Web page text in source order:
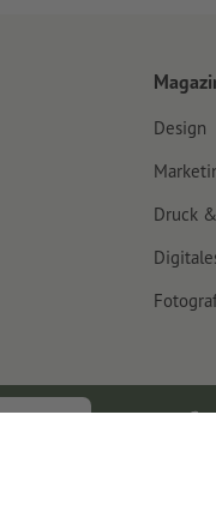
Design
Druck